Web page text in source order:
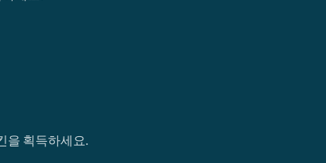
을 획득하세요.